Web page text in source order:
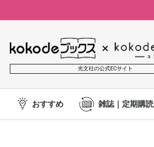
光文社の公式ECサイト
おすすめ 雑誌｜定期購読